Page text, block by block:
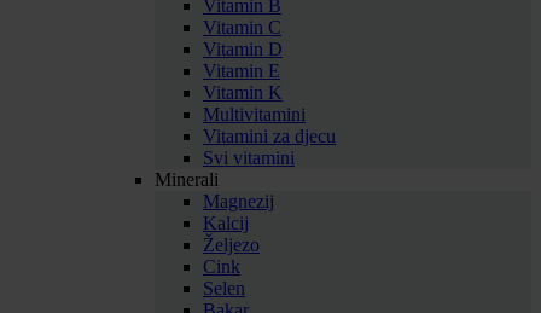
Vitamin B
Vitamin C
Vitamin D
Vitamin E
Vitamin K
Multivitamini
Vitamini za djecu
Svi vitamini
Minerali
Magnezij
Kalcij
Željezo
Cink
Selen